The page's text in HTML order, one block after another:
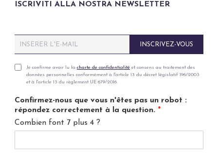
ISCRIVITI ALLA NOSTRA NEWSLETTER
m
iP
v
a
y
Je confirme avoir lu la charte de confidentialité et consens au traitement des
données personnelles conformément à l'article 13 du décret législatif 196/2003
et à l'article 13 du règlement UE 679/2016.
Confirmez-nous que vous n'êtes pas un robot :
répondez correctement à la question. *
Combien font 7 plus 4 ?
INSCRIVEZ-VOUS